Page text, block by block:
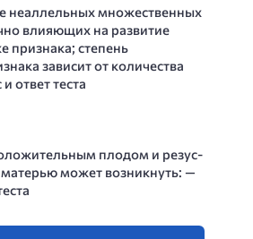
неаллельных множественных
влияющих на развитие
признака; степень
зависит от количества
ответ теста
плодом и резус-
может возникнуть: —